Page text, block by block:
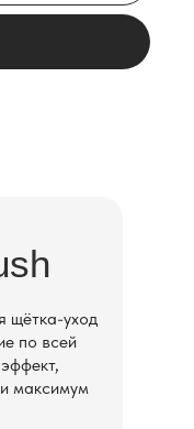
щётка-уход
по всей
максимум